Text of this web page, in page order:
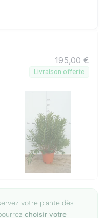
195,00 €
Livraison offerte
votre plante dès
choisir votre